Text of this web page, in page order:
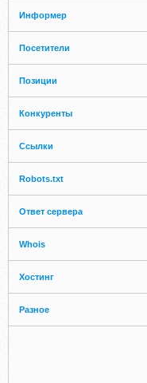
Информер
Посетители
Позиции
Конкуренты
Ссылки
Robots.txt
Ответ сервера
Whois
Хостинг
Разное